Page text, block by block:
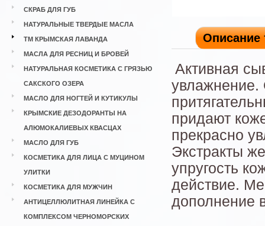
СКРАБ ДЛЯ ГУБ
НАТУРАЛЬНЫЕ ТВЕРДЫЕ МАСЛА
ТМ КРЫМСКАЯ ЛАВАНДА
МАСЛА ДЛЯ РЕСНИЦ И БРОВЕЙ
НАТУРАЛЬНАЯ КОСМЕТИКА С ГРЯЗЬЮ
САКСКОГО ОЗЕРА
МАСЛО ДЛЯ НОГТЕЙ И КУТИКУЛЫ
КРЫМСКИЕ ДЕЗОДОРАНТЫ НА
АЛЮМОКАЛИЕВЫХ КВАСЦАХ
МАСЛО ДЛЯ ГУБ
КОСМЕТИКА ДЛЯ ЛИЦА С МУЦИНОМ
УЛИТКИ
КОСМЕТИКА ДЛЯ МУЖЧИН
АНТИЦЕЛЛЮЛИТНАЯ ЛИНЕЙКА С
КОМПЛЕКСОМ ЧЕРНОМОРСКИХ
Описание
Активная
увлажнение.
придают
прекрасно
Экстракты
упругость
действие.
дополнение